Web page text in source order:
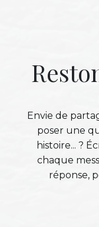
Envie de
poser une
histoire... ?
chaque
réponse,